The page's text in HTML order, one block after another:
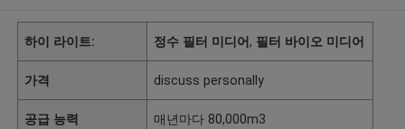
하이 라이트: 정수 필터 미디어, 필터 바이오 미디어
가격 discuss personally
공급 능력 매년마다 80,000m3